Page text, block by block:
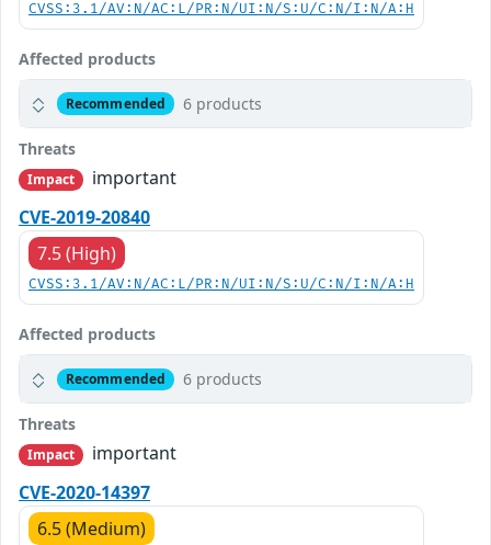
CVSS:3.1/AV:N/AC:L/PR:N/UI:N/S:U/C:N/I:N/A:H
Affected products
Recommended 6 products
Threats
Impact
important
CVE-2019-20840
7.5 (High)
CVSS:3.1/AV:N/AC:L/PR:N/UI:N/S:U/C:N/I:N/A:H
Affected products
Recommended 6 products
Threats
Impact
important
CVE-2020-14397
6.5 (Medium)